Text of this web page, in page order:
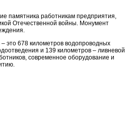
памятника работникам предприятия,
Отечественной войны. Монумент
это 678 километров водопроводных
и 139 километров – ливневой
современное оборудование и